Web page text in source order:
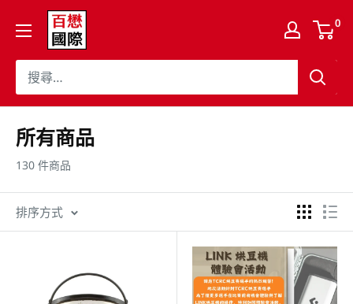
百
懋
國
際
股
份
限
公
司
0
所有商品
130 件商品
排序方式